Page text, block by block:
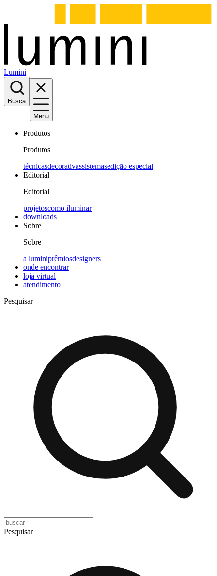
Lumini
Busca
Menu
Produtos
Produtos
técnicasdecorativassistemasedição especial
Editorial
Editorial
projetoscomo iluminar
downloads
Sobre
Sobre
a luminiprêmiosdesigners
onde encontrar
loja virtual
atendimento
Pesquisar
Pesquisar